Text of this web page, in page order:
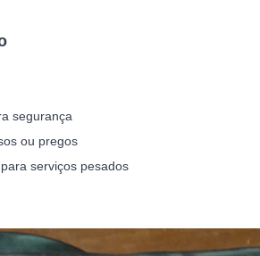
segurança
ou pregos
serviços pesados